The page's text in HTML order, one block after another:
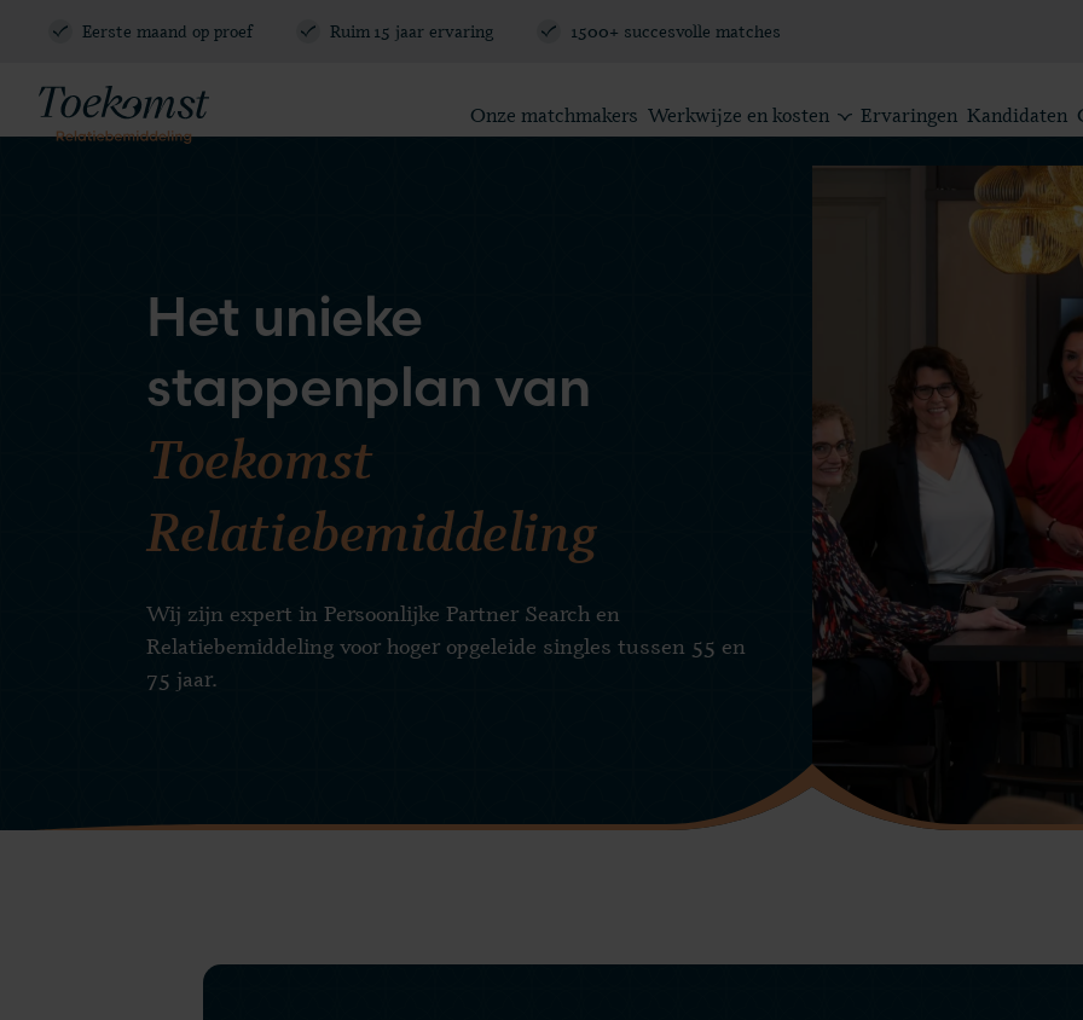
Eerste maand op proef Ruim 15 jaar ervaring 1500+ succesvolle matches
Onze matchmakers Werkwijze en kosten Ervaringen Kandidaten
Blogs en vlogs
Meest gestelde vragen
Vraag gratis kennismaking aan
085 - 130 6965
Het unieke
stappenplan van
Toekomst
Relatiebemiddeling
Wij zijn expert in Persoonlijke Partner Search en
Relatiebemiddeling voor hoger opgeleide singles tussen 55 en
75 jaar.